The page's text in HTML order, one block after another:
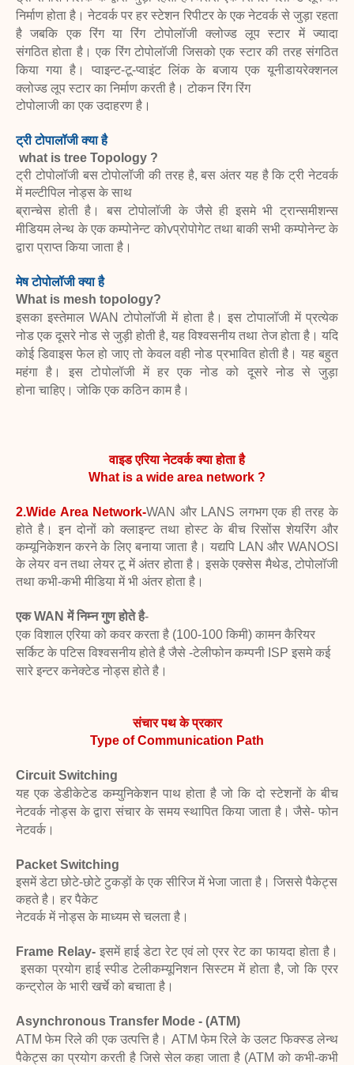
निर्माण होता है। नेटवर्क पर हर स्टेशन रिपीटर के एक नेटवर्क से जुड़ा रहता
है जबकि एक रिंग या रिंग टोपोलॉजी क्लोज्ड लूप स्टार में ज्यादा
संगठितहोता है। एक रिंग टोपोलॉजी जिसको एक स्टार की तरह संगठित
किया गया है। प्वाइन्ट-टू-प्वाइंट लिंक के बजाय एक यूनीडायरेक्शनल
क्लोज्ड लूप स्टार का निर्माण करती है। टोकन रिंग रिंग
टोपोलाजी का एक उदाहरण है।
ट्री टोपालॉजी क्या है
what is tree Topology ?
ट्री टोपोलॉजी बस टोपोलॉजी की तरह है, बस अंतर यह है कि ट्री नेटवर्क
में मल्टीपिल नोड्स के साथ
ब्रान्चेस होती है। बस टोपोलॉजी के जैसे ही इसमे भी ट्रान्समीशन्स
मीडियम लेन्थ के एक कम्पोनेन्ट कोvप्रोपोगेट तथा बाकी सभी कम्पोनेन्ट के
द्वारा प्राप्त किया जाता है।
मेष टोपोलॉजी क्या है
What is mesh topology?
इसका इस्तेमाल WAN टोपोलॉजी में होता है। इस टोपालॉजी में प्रत्येक
नोड एक दूसरे नोड से जुड़ी होती है, यह विश्वसनीय तथा तेज होता है। यदि
कोई डिवाइस फेल हो जाए तो केवल वही नोड प्रभावित होती है। यह बहुत
महंगा है। इस टोपोलॉजी में हर एक नोड को दूसरे नोड से जुड़ा
होना चाहिए। जोकि एक कठिन काम है।
वाइड एरिया नेटवर्क क्या होता है
What is a wide area network ?
2.Wide Area Network-WAN और LANS लगभग एक ही तरह के
होते है। इन दोनों को क्लाइन्ट तथा होस्ट के बीच रिसोंस शेयरिंग और
कम्यूनिकेशन करने के लिए बनाया जाता है। यद्यपि LAN और WANOSI
के लेयर वनतथा लेयर टू में अंतर होता है। इसके एक्सेस मैथेड, टोपोलॉजी
तथा कभी-कभी मीडिया में भी अंतर होता है।
एक WAN में निम्न गुण होते है-
एक विशाल एरिया को कवर करता है (100-100 किमी) कामन कैरियर
सर्किट के पटिस विश्वसनीय होते है जैसे -टेलीफोन कम्पनी ISP इसमे कई
सारे इन्टर कनेक्टेड नोड्स होते है।
संचार पथ के प्रकार
Type of Communication Path
Circuit Switching
यह एक डेडीकेटेड कम्युनिकेशन पाथ होता है जो कि दो स्टेशनों के बीच
नेटवर्क नोड्स के द्वारा संचार के समय स्थापित किया जाता है। जैसे- फोन
नेटवर्क।
Packet Switching
इसमें डेटा छोटे-छोटे टुकड़ों के एक सीरिज में भेजा जाता है। जिससे पैकेट्स
कहते है। हर पैकेट
नेटवर्क में नोड्स के माध्यम से चलता है।
Frame Relay- इसमें हाई डेटा रेट एवं लो एरर रेट का फायदाहोता है।
इसका प्रयोग हाई स्पीडटेलीकम्यूनिशनसिस्टम में होता है, जो कि एरर
कन्ट्रोल के भारी खर्चे को बचाता है।
Asynchronous Transfer Mode - (ATM)
ATM फेम रिले की एक उत्पत्ति है। ATM फेम रिले के उलट फिक्स्ड लेन्थ
पैकेट्स का प्रयोग करती है जिसे सेल कहा जाता है (ATM को कभी-कभी